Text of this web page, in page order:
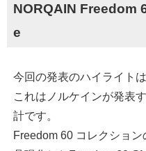
NORQAIN Freedom
e
今回の発表のハイライト
これはノルケインが発表
計です。
Freedom 60 コレクショ